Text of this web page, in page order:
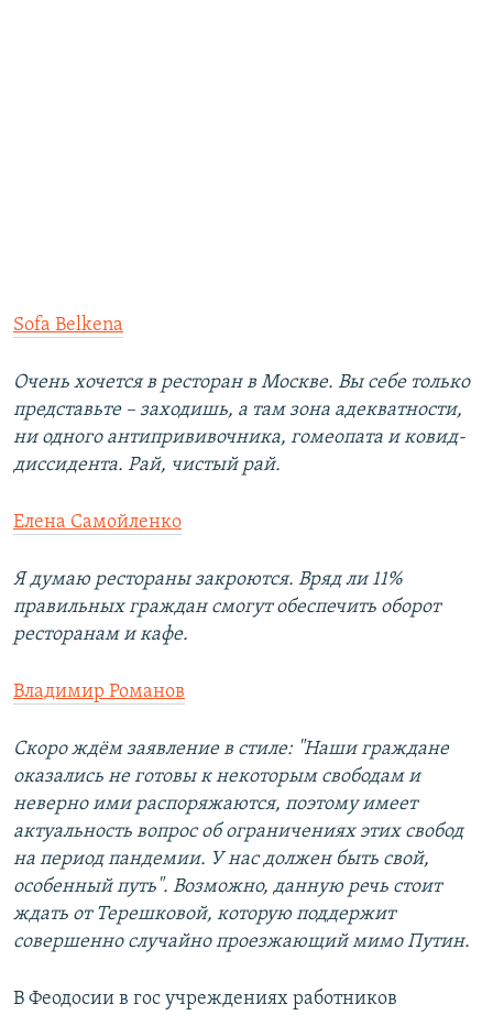
Sofa Belkena
Очень хочется в ресторан в Москве. Вы себе только
представьте – заходишь, а там зона адекватности,
ни одного антипрививочника, гомеопата и ковид-
диссидента. Рай, чистый рай.
Елена Самойленко
Я думаю рестораны закроются. Вряд ли 11%
правильных граждан смогут обеспечить оборот
ресторанам и кафе.
Владимир Романов
Скоро ждём заявление в стиле: "Наши граждане
оказались не готовы к некоторым свободам и
неверно ими распоряжаются, поэтому имеет
актуальность вопрос об ограничениях этих свобод
на период пандемии. У нас должен быть свой,
особенный путь". Возможно, данную речь стоит
ждать от Терешковой, которую поддержит
совершенно случайно проезжающий мимо Путин.
В Феодосии в гос учреждениях работников